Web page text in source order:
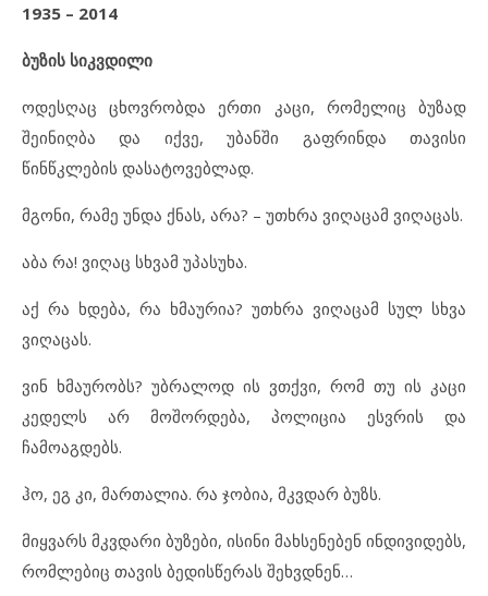
1935 – 2014
ბუზის სიკვდილი
ოდესღაც ცხოვრობდა ერთი კაცი, რომელიც ბუზად
შეინიღბა და იქვე, უბანში გაფრინდა თავისი
წინწკლების დასატოვებლად.
მგონი, რამე უნდა ქნას, არა? – უთხრა ვიღაცამ ვიღაცას.
აბა რა! ვიღაც სხვამ უპასუხა.
აქ რა ხდება, რა ხმაურია? უთხრა ვიღაცამ სულ სხვა
ვიღაცას.
ვინ ხმაურობს? უბრალოდ ის ვთქვი, რომ თუ ის კაცი
კედელს არ მოშორდება, პოლიცია ესვრის და
ჩამოაგდებს.
ჰო, ეგ კი, მართალია. რა ჯობია, მკვდარ ბუზს.
მიყვარს მკვდარი ბუზები, ისინი მახსენებენ ინდივიდებს,
რომლებიც თავის ბედისწერას შეხვდნენ…